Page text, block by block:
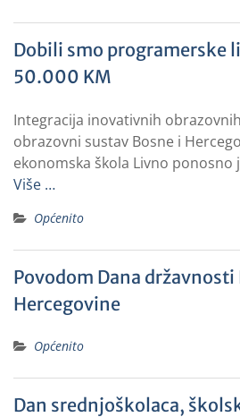
Dobili smo programerske
50.000 KM
Integracija inovativnih
obrazovni sustav Bosne i
ekonomska škola Livno ponosno
Više …
Općenito
Povodom Dana državnosti
Hercegovine
Općenito
Dan srednjoškolaca,